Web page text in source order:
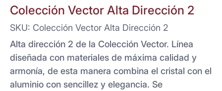
Colección Vector Alta Dirección 2
SKU: Colección Vector Alta Dirección 2
Alta dirección 2 de la Colección Vector. Línea
diseñada con materiales de máxima calidad y
armonía, de esta manera combina el cristal con el
aluminio con sencillez y elegancia. Se